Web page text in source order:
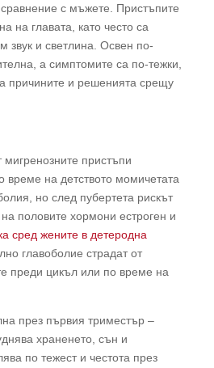
сравнение с мъжете. Пристъпите
на главата, като често са
звук и светлина. Освен по-
а симптомите са по-тежки,
причините и решенията срещу
пристъпи
време на детството момичетата
но след пубертета рискът
половите хормони естроген и
сред жените в детеродна
главоболие страдат от
преди цикъл или по време на
през първия триместър –
храненето, сън и
по тежест и честота през